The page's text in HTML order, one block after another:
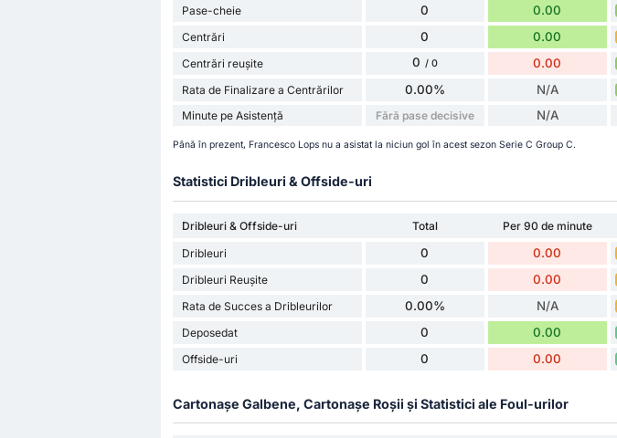
Pase-cheie 0 0.00
Centrări 0 0.00
Centrări reușite 0 / 0 0.00
Rata de Finalizare a Centrărilor 0.00% N/A
Minute pe Asistență Fără pase decisive N/A
Până în prezent, Francesco Lops nu a asistat la niciun gol în acest sezon Serie C Group C.
Statistici Dribleuri & Offside-uri
Dribleuri & Offside-uri Total Per 90 de minute
Dribleuri
0 0.00
Dribleuri Reușite 0 0.00
Rata de Succes a Dribleurilor 0.00% N/A
Deposedat 0 0.00
Offside-uri 0 0.00
Cartonașe Galbene, Cartonașe Roșii și Statistici ale Foul-urilor